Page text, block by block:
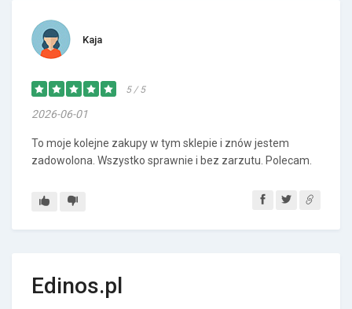
Kaja
5 / 5
2026-06-01
To moje kolejne zakupy w tym sklepie i znów jestem
zadowolona. Wszystko sprawnie i bez zarzutu. Polecam.
Edinos.pl